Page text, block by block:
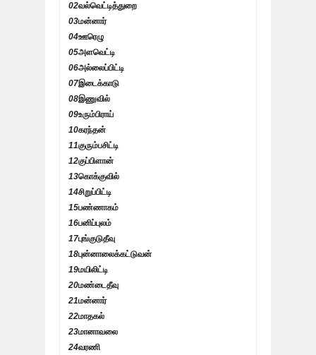
02வல்வெட்டித்துறை
03மன்னார்
04ஊரெழு
05அளவெட்டி
06அல்லைப்பிட்டி
07இடைக்காடு
08இணுவில்
09உரும்பிராய்
10கரந்தன்
11குரும்பசிட்டி
12குப்பிளான்
13கொக்குவில்
14சிறுப்பிட்டி
15பண்ணாகம்
16பனிப்புலம்
17புங்குடுதீவு
18புன்னாலைக்கட்டுவன்
19மயிலிட்டி
20மண்டைதீவு
21மன்னார்
22மாதகல்
23மானாவலை
24வரணி